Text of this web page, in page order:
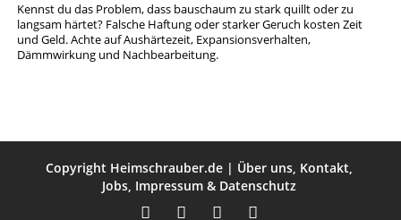
Kennst du das Problem, dass bauschaum zu stark quillt oder zu
langsam härtet? Falsche Haftung oder starker Geruch kosten Zeit
und Geld. Achte auf Aushärtezeit, Expansionsverhalten,
Dämmwirkung und Nachbearbeitung.
Copyright Heimschrauber.de | Über uns, Kontakt,
Jobs, Impressum & Datenschutz